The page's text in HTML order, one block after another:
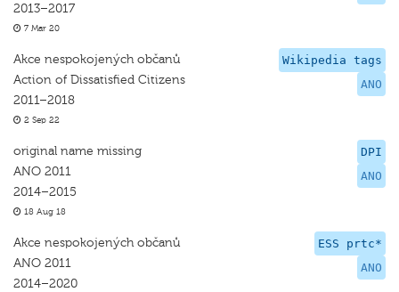
2013–2017
7 Mar 20
Wikipedia tags
ANO
Akce nespokojených občanů
Action of Dissatisfied Citizens
2011–2018
2 Sep 22
DPI
ANO
original name missing
ANO 2011
2014–2015
18 Aug 18
ESS prtc*
ANO
Akce nespokojených občanů
ANO 2011
2014–2020